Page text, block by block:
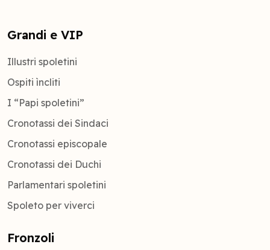
Grandi e VIP
Illustri spoletini
Ospiti ìncliti
I “Papi spoletini”
Cronotassi dei Sindaci
Cronotassi episcopale
Cronotassi dei Duchi
Parlamentari spoletini
Spoleto per viverci
Fronzoli